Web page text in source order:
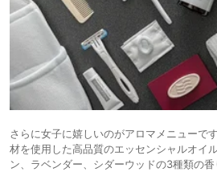
さらに女子に嬉しいのがアロマメニューで
材を使用した高品質のエッセンシャルオイ
ン、ラベンダー、シダーウッドの3種類の